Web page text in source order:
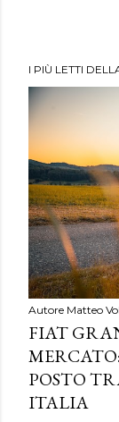
I PIÙ LETTI
Autore Matteo
FIAT
POSTO
ITALIA